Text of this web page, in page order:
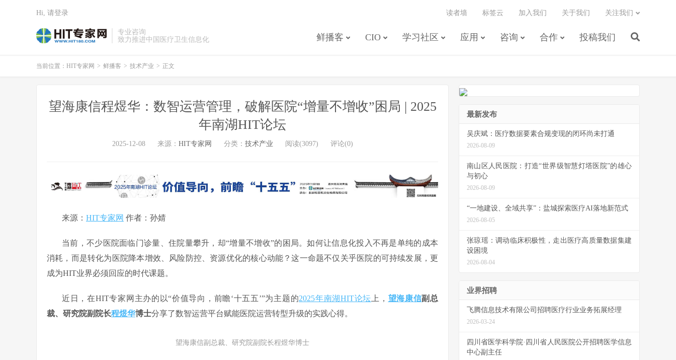
专业咨询
致力推进中国医疗卫生信息化
鲜播客 CIO 学习社区 应用 咨询 合作 投稿我们
读者墙 标签云 加入我们 关于我们 关注我们
Hi, 请登录
当前位置： HIT专家网 > 鲜播客 > 技术产业 > 正文
望海康信程煜华：数智运营管理，破解医院“增量不增收”困局 | 2025
年南湖HIT论坛
2025-12-08 来源： HIT专家网 分类： 技术产业 阅读(3097) 评论(0)
来源： HIT专家网 作者：孙婧
当前，不少医院面临门诊量、住院量攀升，却“增量不增收”的困局。如何让信息化投入不再是单纯的成本
消耗，而是转化为医院降本增效、风险防控、资源优化的核心动能？这一命题不仅关乎医院的可持续发展，更
成为HIT业界必须回应的时代课题。
近日，在HIT专家网主办的以“价值导向，前瞻‘十五五’”为主题的2025年南湖HIT论坛 上， 望海康信副总
裁、研究院副院长程煜华博士分享了数智运营平台赋能医院运营转型升级的实践心得。
望海康信副总裁、研究院副院长程煜华博士
最新发布
吴庆斌：医疗数据要素合规变现的闭环尚未打通
2026-08-09
南山区人民医院：打造“世界级智慧灯塔医院”的雄心
与初心
2026-08-09
“一地建设、全域共享”：盐城探索医疗AI落地新范式
2026-08-05
张琼瑶：调动临床积极性，走出医疗高质量数据集建
设困境
2026-08-04
业界招聘
飞腾信息技术有限公司招聘医疗行业业务拓展经理
2026-03-24
四川省医学科学院·四川省人民医院公开招聘医学信息
中心副主任